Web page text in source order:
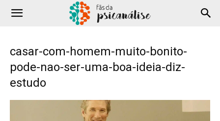
casar-com-homem-muito-bonito-
pode-nao-ser-uma-boa-ideia-diz-
estudo